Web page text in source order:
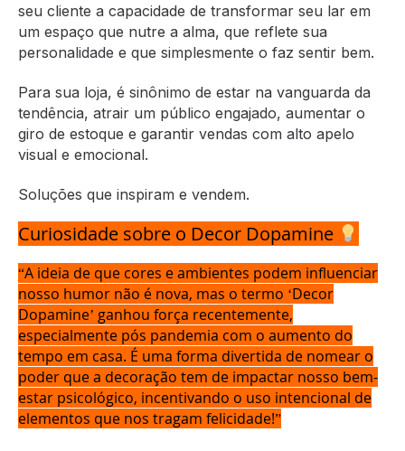
seu cliente a capacidade de transformar seu lar em
um espaço que nutre a alma, que reflete sua
personalidade e que simplesmente o faz sentir bem.
Para sua loja, é sinônimo de estar na vanguarda da
tendência, atrair um público engajado, aumentar o
giro de estoque e garantir vendas com alto apelo
visual e emocional.
Soluções que inspiram e vendem.
Curiosidade sobre o Decor Dopamine
“A ideia de que cores e ambientes podem influenciar
nosso humor não é nova, mas o termo ‘Decor
Dopamine’ ganhou força recentemente,
especialmente pós pandemia com o aumento do
tempo em casa. É uma forma divertida de nomear o
poder que a decoração tem de impactar nosso bem-
estar psicológico, incentivando o uso intencional de
elementos que nos tragam felicidade!”